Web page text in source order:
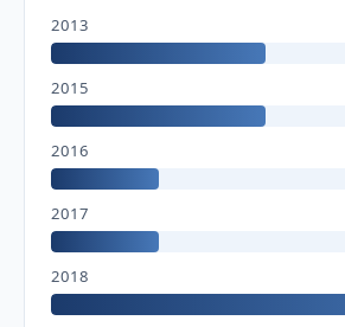
2013
2015
2016
2017
2018